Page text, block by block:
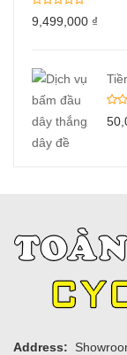
9,499,000 ₫
Address: